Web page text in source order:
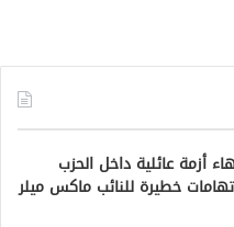
أزمة عائلية داخل الحزب
خطيرة للنائب ماكس ميلر